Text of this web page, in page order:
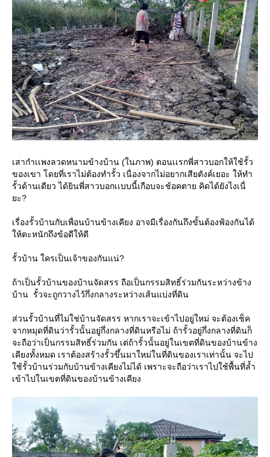
เสากำเเพงลวดหนามข้างบ้าน (ในภาพ) ตอนเเรกพี่สาวบอกให้ใช้รั้ว
ของเขา โดยที่เราไม่ต้องทำรั้ว เนื่องจากไม่อยากเสียตังค์เยอะ ให้ทำ
รั้วด้านเดียว ได้ยินพี่สาวบอกเเบบนี้เกือบจะช้อคตาย คิดได้ยังไงเนื่
ยะ?
เรื่องรั้วบ้านกับเพื่อนบ้านข้างเคียง อาจมีเรื่องกันถึงขั้นต้องฟ้องกันได้
ให้ตะหนักถึงข้อดีให้ดี
รั้วบ้าน ใครเป็นเจ้าของกันแน่?
ถ้าเป็นรั้วบ้านของบ้านจัดสรร ถือเป็นกรรมสิทธิ์ร่วมกันระหว่างข้าง
บ้าน รั้วจะถูกวางไว้กึ่งกลางระหว่างเส้นแบ่งที่ดิน
ส่วนรั้วบ้านที่ไม่ใช่บ้านจัดสรร หากเราจะเข้าไปอยู่ใหม่ จะต้องเช็ค
จากหมุดที่ดินว่ารั้วนั้นอยู่กึ่งกลางที่ดินหรือไม่ ถ้ารั้วอยู่กึ่งกลางที่ดินก็
จะถือว่าเป็นกรรมสิทธิ์ร่วมกัน เต่ถ้ารั้วนั้นอยู่ในเขตที่ดินของบ้านข้าง
เคียงทั้งหมด เราต้องสร้างรั้วขึ้นมาใหม่ในที่ดินของเราเท่านั้น จะไป
ใช้รั้วบ้านร่วมกับบ้านข้างเคียงไม่ได้ เพราะจะถือว่าเราไปใช้พื้นที่ล้ำ
เข้าไปในเขตที่ดินของบ้านข้างเคียง